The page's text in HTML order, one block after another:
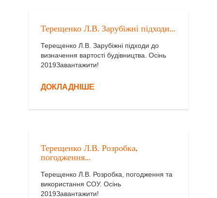
Терещенко Л.В. Зарубіжні підходи...
Терещенко Л.В. Зарубіжні підходи до
визначення вартості будівництва. Осінь
2019Завантажити!
ДОКЛАДНІШЕ
Терещенко Л.В. Розробка,
погодження...
Терещенко Л.В. Розробка, погодження та
використання СОУ. Осінь
2019Завантажити!